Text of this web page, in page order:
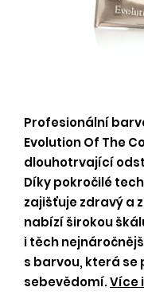
Profesionální
Evolution Of The
dlouhotrvající
Díky pokročilé
zajišťuje zdravý a
nabízí širokou
i těch
s barvou, která se
sebevědomí.Více